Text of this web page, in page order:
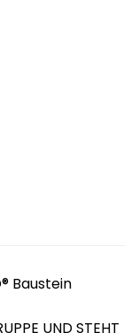
Baustein
UND STEHT